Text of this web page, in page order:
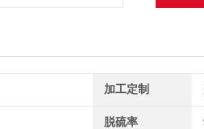
加工定制
脱硫率